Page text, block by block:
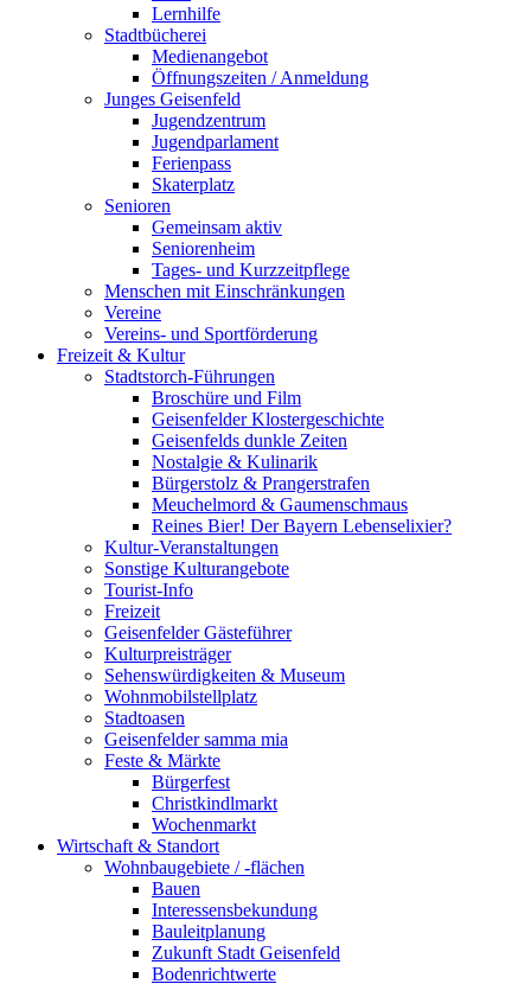
Lernhilfe
Stadtbücherei
Medienangebot
Öffnungszeiten / Anmeldung
Junges Geisenfeld
Jugendzentrum
Jugendparlament
Ferienpass
Skaterplatz
Senioren
Gemeinsam aktiv
Seniorenheim
Tages- und Kurzzeitpflege
Menschen mit Einschränkungen
Vereine
Vereins- und Sportförderung
Freizeit & Kultur
Stadtstorch-Führungen
Broschüre und Film
Geisenfelder Klostergeschichte
Geisenfelds dunkle Zeiten
Nostalgie & Kulinarik
Bürgerstolz & Prangerstrafen
Meuchelmord & Gaumenschmaus
Reines Bier! Der Bayern Lebenselixier?
Kultur-Veranstaltungen
Sonstige Kulturangebote
Tourist-Info
Freizeit
Geisenfelder Gästeführer
Kulturpreisträger
Sehenswürdigkeiten & Museum
Wohnmobilstellplatz
Stadtoasen
Geisenfelder samma mia
Feste & Märkte
Bürgerfest
Christkindlmarkt
Wochenmarkt
Wirtschaft & Standort
Wohnbaugebiete / -flächen
Bauen
Interessensbekundung
Bauleitplanung
Zukunft Stadt Geisenfeld
Bodenrichtwerte